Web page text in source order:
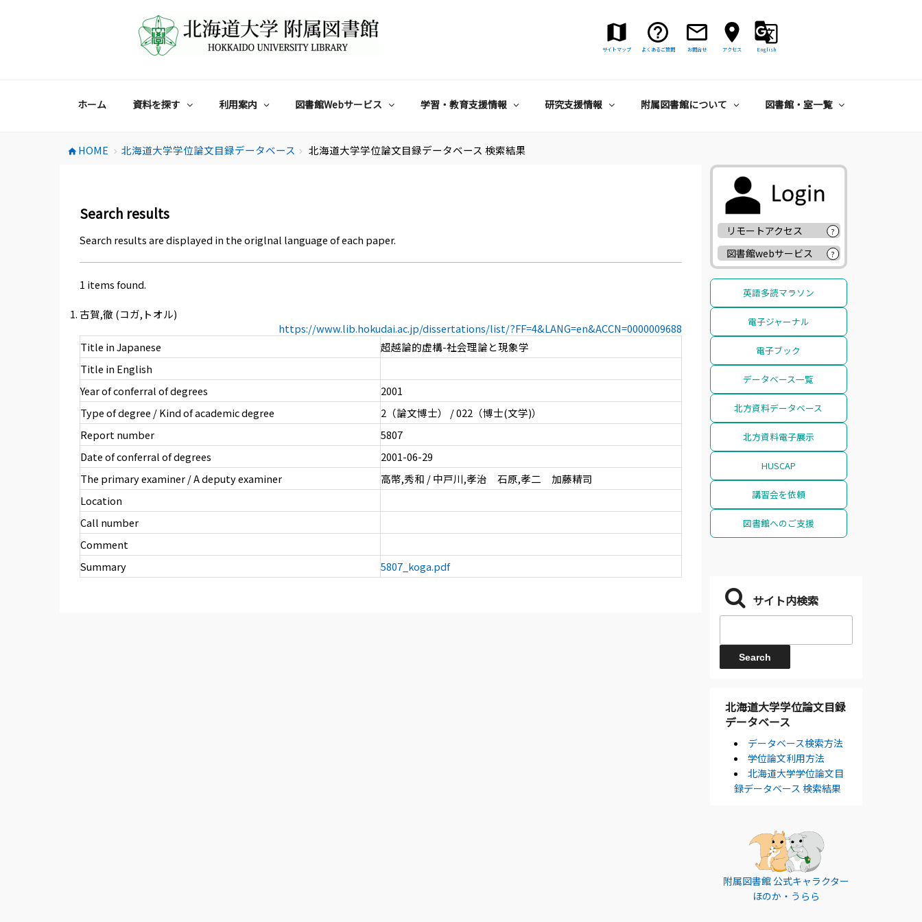
サイトマップ よくあるご質問 お問合せ アクセス English
ホーム 資料を探す 利用案内 図書館Webサービス 学習・教育支援情報 研究支援情報 附属図書館について 図書館・室一覧
home HOME chevron_right 北海道大学学位論文目録データベース chevron_right 北海道大学学位論文目録データベース 検索結果
Search results
Search results are displayed in the origlnal language of each paper.
1 items found.
古賀,徹 (コガ,トオル)
https://www.lib.hokudai.ac.jp/dissertations/list/?FF=4&LANG=en&ACCN=0000009688
Title in Japanese
超越論的虚構-社会理論と現象学
Title in English
Year of conferral of degrees
2001
Type of degree / Kind of academic degree
2（論文博士） / 022（博士(文学)）
Report number
5807
Date of conferral of degrees
2001-06-29
The primary examiner / A deputy examiner
高幣,秀和 / 中戸川,孝治 石原,孝二 加藤精司
Location
Call number
Comment
Summary
5807_koga.pdf
リモートアクセス ?
図書館webサービス ?
英語多読マラソン
電子ジャーナル
電子ブック
データベース一覧
北方資料データベース
北方資料電子展示
HUSCAP
講習会を依頼
図書館へのご支援
サイト内検索
北海道大学学位論文目録
データベース
データベース検索方法
学位論文利用方法
北海道大学学位論文目
録データベース 検索結果
附属図書館 公式キャラクター
ほのか・うらら